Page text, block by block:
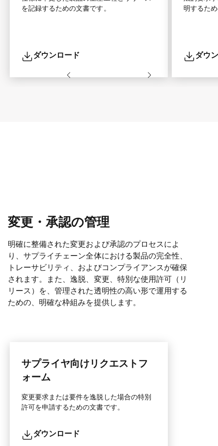
を記録するための文書です。
ダウンロード
明するた
ダウ
変更・承認の管理
明確に整備された変更および承認のプロセスによ
り、サプライチェーン全体における製品の完全性、
トレーサビリティ、およびコンプライアンスが確保
されます。また、逸脱、変更、特別な使用許可（リ
リース）を、管理された透明性の高い形で運用する
ための、明確な枠組みを提供します。
サプライヤ向けリクエストフ
ォーム
変更要求または要件を逸脱した場合の特別
許可を申請するための文書です。
ダウンロード